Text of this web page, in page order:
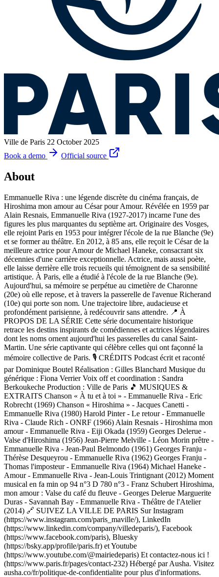
Ville de Paris 22 October 2025
Book a demo
Official source
About
Emmanuelle Riva : une légende discrète du cinéma français, de
Hiroshima mon amour au César pour Amour. Révélée en 1959 par
Alain Resnais, Emmanuelle Riva (1927-2017) incarne l'une des
figures les plus marquantes du septième art. Originaire des Vosges,
elle rejoint Paris en 1953 pour intégrer l'école de la rue Blanche (9e)
et se former au théâtre. En 2012, à 85 ans, elle reçoit le César de la
meilleure actrice pour Amour de Michael Haneke, consacrant six
décennies d'une carrière exceptionnelle. Actrice, mais aussi poète,
elle laisse derrière elle trois recueils qui témoignent de sa sensibilité
artistique. À Paris, elle a étudié à l'école de la rue Blanche (9e).
Aujourd'hui, sa mémoire se perpétue au cimetière de Charonne
(20e) où elle repose, et à travers la passerelle de l'avenue Richerand
(10e) qui porte son nom. Une trajectoire libre, audacieuse et
profondément parisienne, à redécouvrir sans attendre. 📍 À
PROPOS DE LA SÉRIE Cette série documentaire historique
retrace les destins inspirants de comédiennes et actrices légendaires
dont les noms ornent aujourd'hui les passerelles du canal Saint-
Martin. Une série captivante qui célèbre celles qui ont façonné la
mémoire collective de Paris. 🎙️ CRÉDITS Podcast écrit et raconté
par Dominique Boutel Réalisation : Gilles Blanchard Musique du
générique : Fiona Verrier Voix off et coordination : Sandra
Berkoukeche Production : Ville de Paris 🎵 MUSIQUES &
EXTRAITS Chanson « À tu et à toi » - Emmanuelle Riva - Eric
Robrecht (1969) Chanson « Hiroshima » - Jacques Canetti -
Emmanuelle Riva (1980) Harold Pinter - Le retour - Emmanuelle
Riva - Claude Rich - ONRF (1966) Alain Resnais - Hiroshima mon
amour - Emmanuelle Riva - Eiji Okada (1959) Georges Delerue -
Valse d'Hiroshima (1956) Jean-Pierre Melville - Léon Morin prêtre -
Emmanuelle Riva - Jean-Paul Belmondo (1961) Georges Franju -
Thérèse Desqueyrou - Emmanuelle Riva (1962) Georges Franju -
Thomas l'imposteur - Emmanuelle Riva (1964) Michael Haneke -
Amour - Emmanuelle Riva - Jean-Louis Trintignant (2012) Moment
musical en fa min op 94 n°3 D 780 n°3 - Franz Schubert Hiroshima,
mon amour : Valse du café du fleuve - Georges Delerue Marguerite
Duras - Savannah Bay - Emmanuelle Riva - Théâtre de l'Atelier
(2014) 🔗 SUIVEZ LA VILLE DE PARIS Sur Instagram
(https://www.instagram.com/paris_maville/), LinkedIn
(https://www.linkedin.com/company/villedeparis/), Facebook
(https://www.facebook.com/paris), Bluesky
(https://bsky.app/profile/paris.fr) et Youtube
(https://www.youtube.com/@mairiedeparis) Et contactez-nous ici !
(https://www.paris.fr/pages/contact-232) Hébergé par Ausha. Visitez
ausha.co/fr/politique-de-confidentialite pour plus d'informations.